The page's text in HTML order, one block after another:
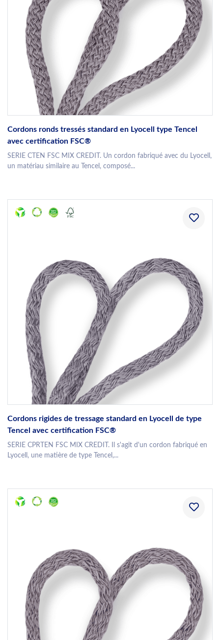
Cordons ronds tressés standard en Lyocell type Tencel
avec certification FSC®
SERIE CTEN FSC MIX CREDIT. Un cordon fabriqué avec du Lyocell,
un matériau similaire au Tencel, composé...
Cordons rigides de tressage standard en Lyocell de type
Tencel avec certification FSC®
SERIE CPRTEN FSC MIX CREDIT. Il s'agit d'un cordon fabriqué en
Lyocell, une matière de type Tencel,...